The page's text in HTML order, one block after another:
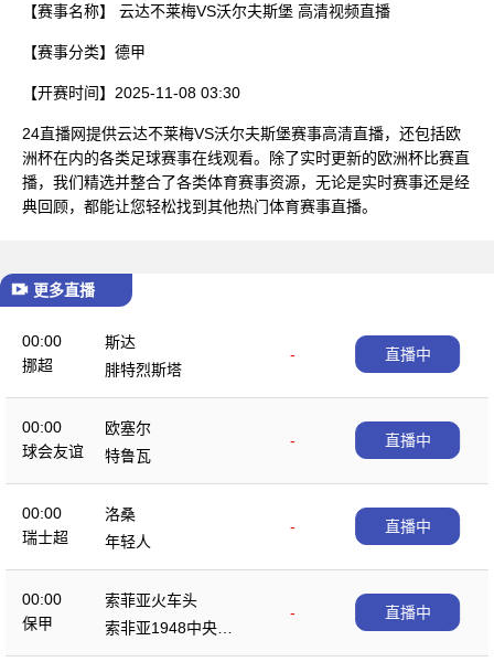
【赛事名称】 云达不莱梅VS沃尔夫斯堡 高清视频直播
【赛事分类】 德甲
【开赛时间】 2025-11-08 03:30
24直播网提供云达不莱梅VS沃尔夫斯堡赛事高清直播，还包括欧
洲杯在内的各类足球赛事在线观看。除了实时更新的欧洲杯比赛直
播，我们精选并整合了各类体育赛事资源，无论是实时赛事还是经
典回顾，都能让您轻松找到其他热门体育赛事直播。
更多直播
00:00
挪超
斯达
-
腓特烈斯塔
直播中
00:00
球会友谊
欧塞尔
-
特鲁瓦
直播中
00:00
瑞士超
洛桑
-
年轻人
直播中
00:00
保甲
索菲亚火车头
-
索非亚1948中央陆
军
直播中